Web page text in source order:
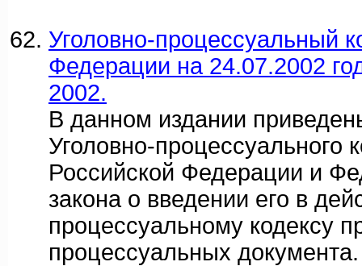
Уголовно-процессуальный
Федерации на 24.07.2002
2002.
В данном издании
Уголовно-процессуального
Российской Федерации и
закона о введении его в
процессуальному кодексу
процессуальных документа.